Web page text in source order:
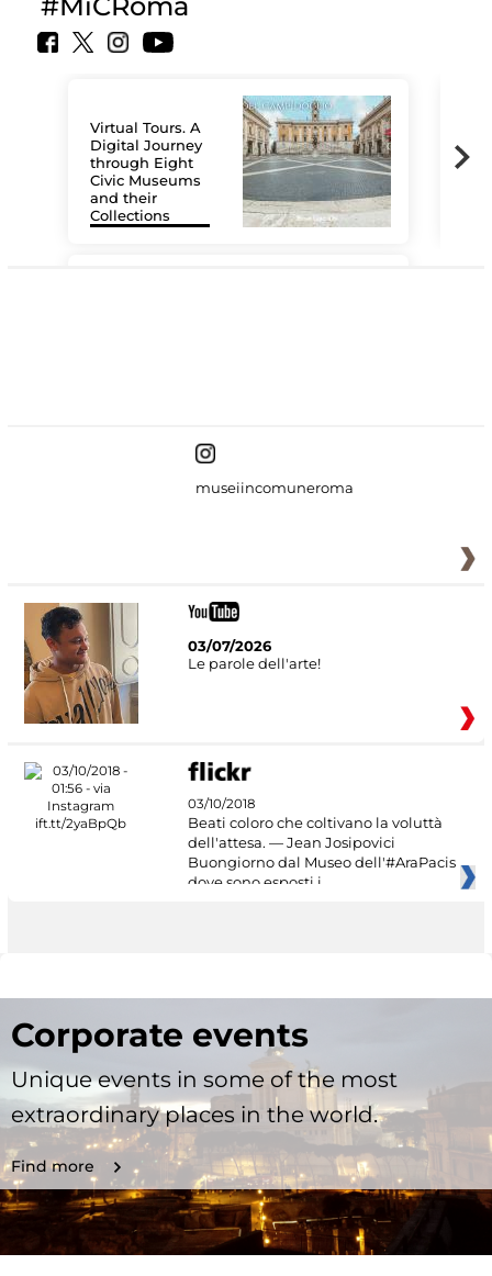
Virtual Tours. A
Digital Journey
through Eight
Civic Museums
and their
Collections
museiincomuneroma
03/07/2026
Le parole dell'arte!
03/10/2018
Beati coloro che coltivano la voluttà
dell'attesa. — Jean Josipovici
Buongiorno dal Museo dell'#AraPacis
dove sono esposti i
Corporate events
Unique events in some of the most
extraordinary places in the world.
Find more